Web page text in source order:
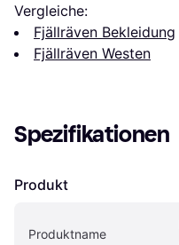
Vergleiche:
Fjällräven Bekleidung
Fjällräven Westen
Spezifikationen
Produkt
Produktname